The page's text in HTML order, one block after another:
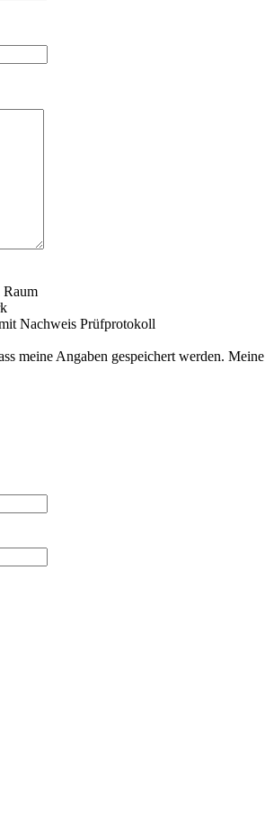
Raum
Nachweis Prüfprotokoll
meine Angaben gespeichert werden.